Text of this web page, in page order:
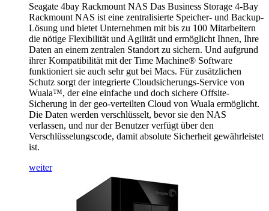
Seagate 4bay Rackmount NAS Das Business Storage 4-Bay
Rackmount NAS ist eine zentralisierte Speicher- und Backup-
Lösung und bietet Unternehmen mit bis zu 100 Mitarbeitern
die nötige Flexibilität und Agilität und ermöglicht Ihnen, Ihre
Daten an einem zentralen Standort zu sichern. Und aufgrund
ihrer Kompatibilität mit der Time Machine® Software
funktioniert sie auch sehr gut bei Macs. Für zusätzlichen
Schutz sorgt der integrierte Cloudsicherungs-Service von
Wuala™, der eine einfache und doch sichere Offsite-
Sicherung in der geo-verteilten Cloud von Wuala ermöglicht.
Die Daten werden verschlüsselt, bevor sie den NAS
verlassen, und nur der Benutzer verfügt über den
Verschlüsselungscode, damit absolute Sicherheit gewährleistet
ist.
weiter